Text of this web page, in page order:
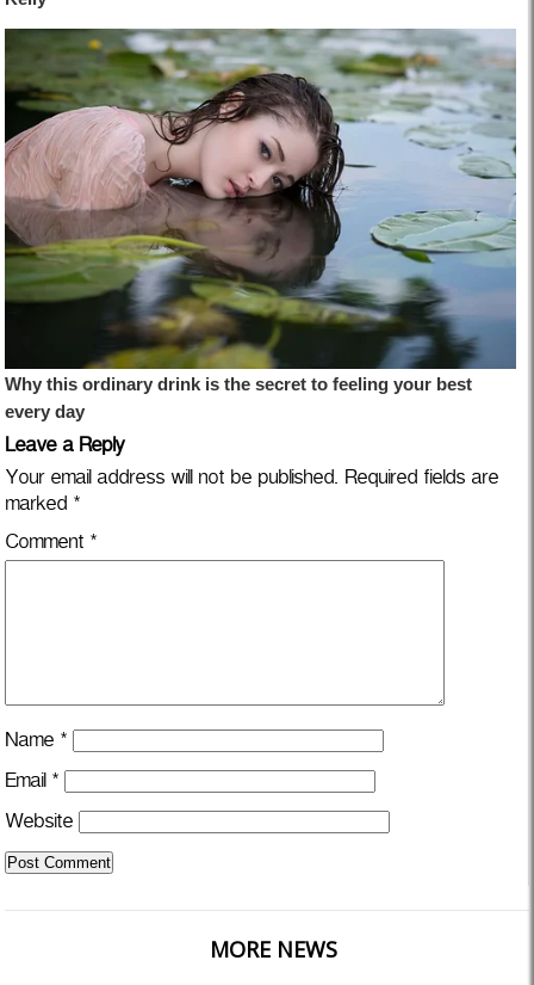
Leave a Reply
Your email address will not be published. Required fields are
marked *
Comment *
Name *
Email *
Website
MORE NEWS